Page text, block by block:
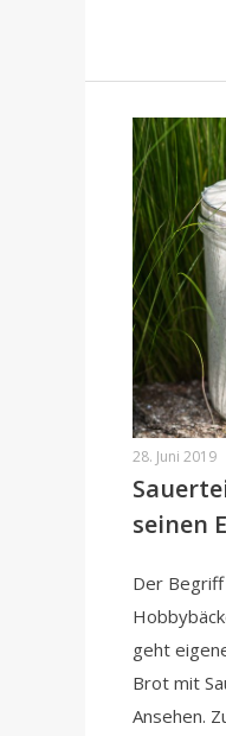
28. Juni 2019
seinen
Der
geht
Brot mit
Ansehen.